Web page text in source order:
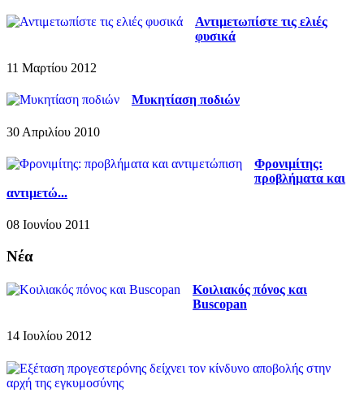
Αντιμετωπίστε τις ελιές
φυσικά
11 Μαρτίου 2012
Μυκητίαση ποδιών
30 Απριλίου 2010
Φρονιμίτης:
προβλήματα και
αντιμετώ...
08 Ιουνίου 2011
Νέα
Κοιλιακός πόνος και
Buscopan
14 Ιουλίου 2012